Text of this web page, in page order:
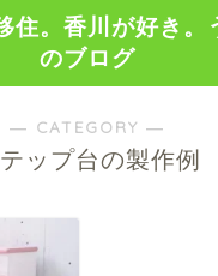
住。香川が好き。
のブログ
― CATEGORY ―
ップ台の製作例